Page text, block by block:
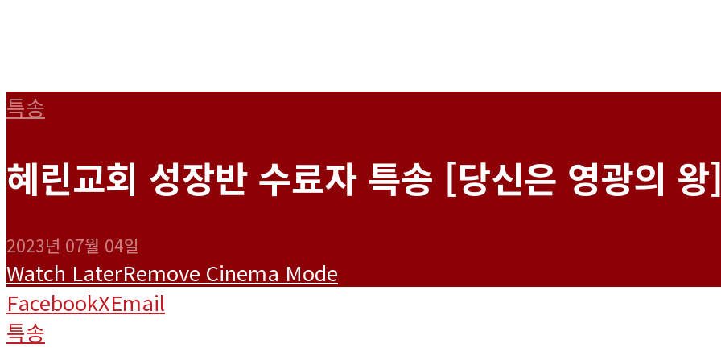
특송
혜린교회 성장반 수료자 특송 [당신은 영광의
2023년 07월 04일
Watch LaterRemove Cinema Mode
FacebookXEmail
특송